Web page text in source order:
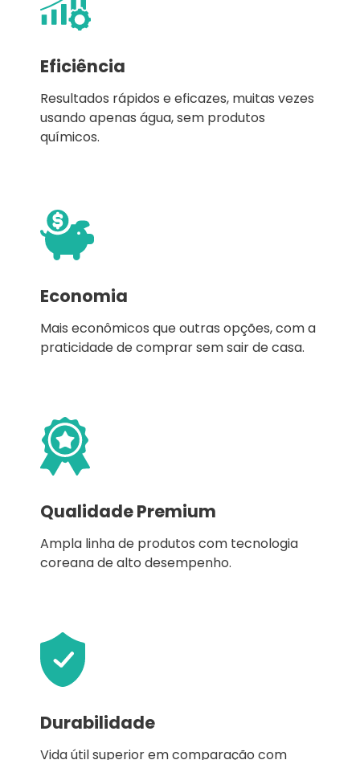
Eficiência
Resultados rápidos e eficazes, muitas vezes
usando apenas água, sem produtos
químicos.
Economia
Mais econômicos que outras opções, com a
praticidade de comprar sem sair de casa.
Qualidade Premium
Ampla linha de produtos com tecnologia
coreana de alto desempenho.
Durabilidade
Vida útil superior em comparação com